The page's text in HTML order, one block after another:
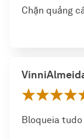
Chặn quảng
Bloqueia tudo